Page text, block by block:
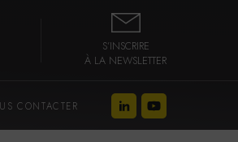
S’INSCRIRE
À LA NEWSLETTER
CONTACTER